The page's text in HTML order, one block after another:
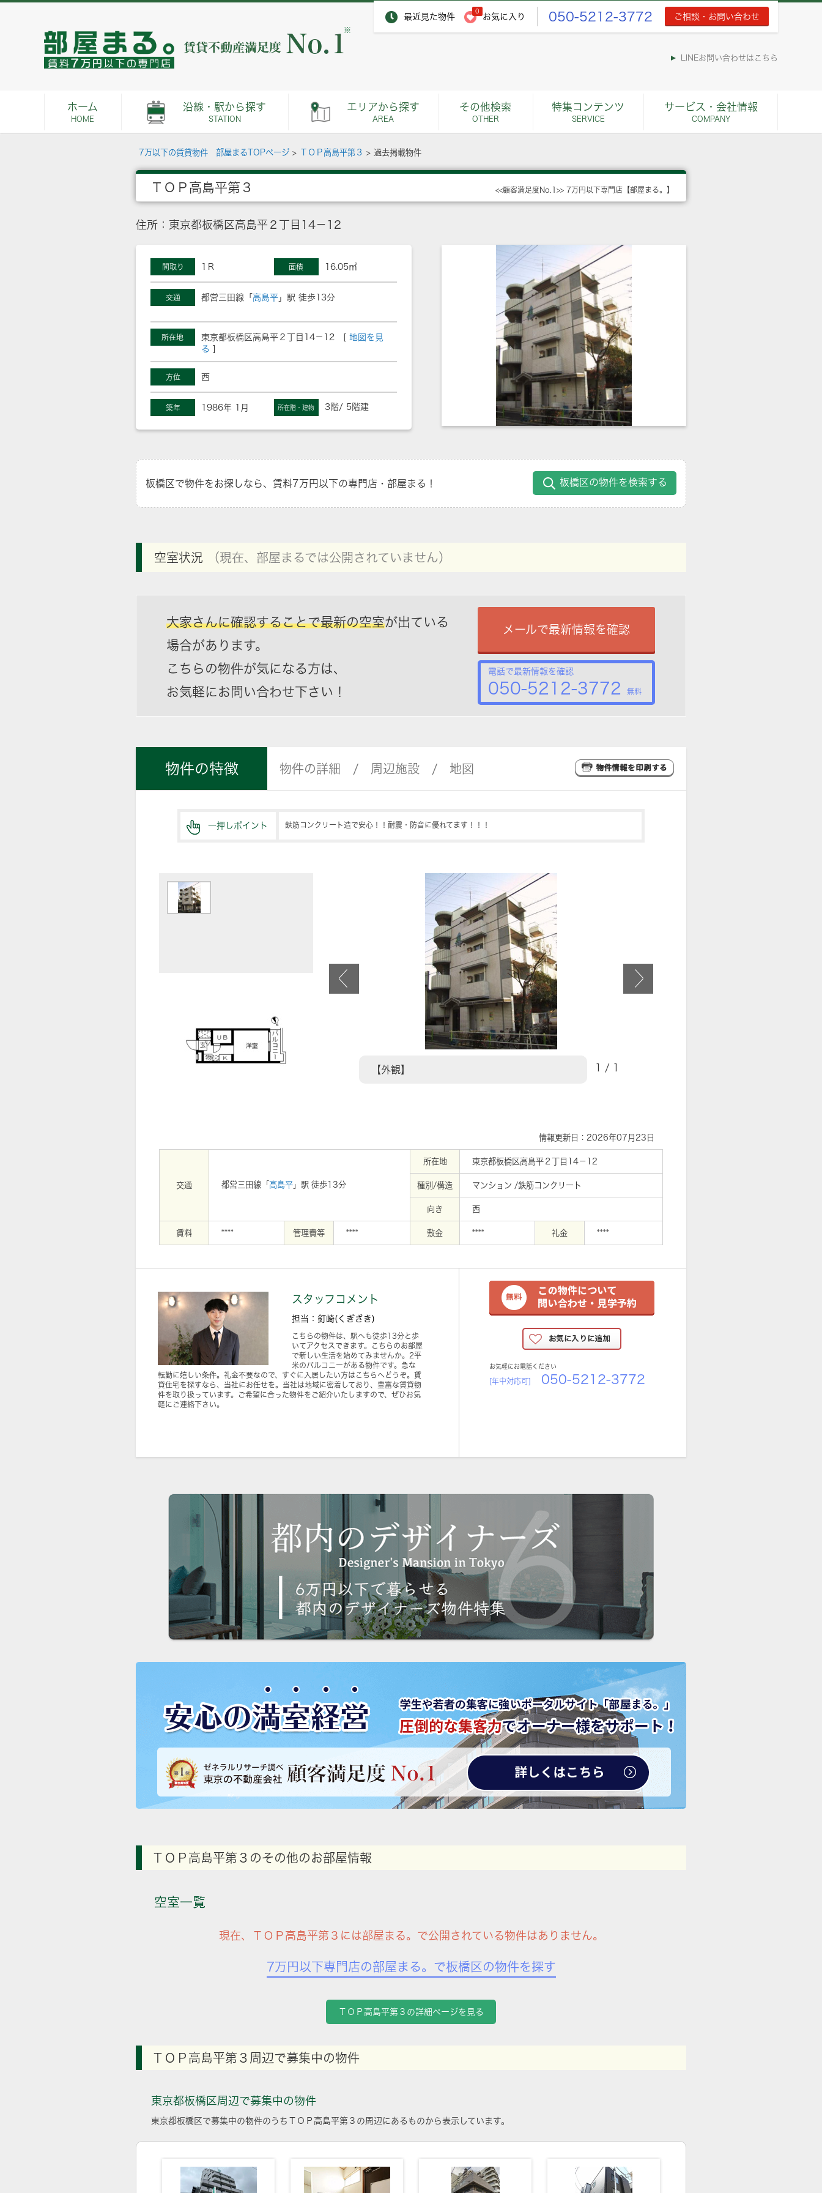
最近見た物件
0
お気に入り 050-5212-3772 ご相談・お問い合わせ
※
LINEお問い合わせはこちら
ホーム
HOME
沿線・駅から探す
STATION
エリアから探す
AREA
その他検索
OTHER
特集コンテンツ
SERVICE
サービス・会社情報
COMPANY
7万以下の賃貸物件 部屋まるTOPページ > ＴＯＰ高島平第３ > 過去掲載物件
ＴＯＰ高島平第３ <<顧客満足度No.1>> 7万円以下専門店【部屋まる。】
住所：東京都板橋区高島平２丁目14－12
間取り 1Ｒ 面積 16.05㎡
交通 都営三田線「 高島平 」駅 徒歩13分
所在地 東京都板橋区高島平２丁目14－12 [
地図を見
る
方位 西
築年 1986年 1月 所在階・建物 3階/ 5階建
板橋区で物件をお探しなら、賃料7万円以下の専門店・部屋まる！ 板橋区の物件を検索する
空室状況 （現在、部屋まるでは公開されていません）
大家さんに確認することで最新の空室が出ている
場合があります。
こちらの物件が気になる方は、
お気軽にお問い合わせ下さい！
メールで最新情報を確認
電話で最新情報を確認
050-5212-3772 無料
物件の特徴 物件の詳細 周辺施設 地図
一押しポイント 鉄筋コンクリート造で安心！！耐震・防音に優れてます！！！
【外観】 1 / 1
情報更新日：2026年07月23日
交通 都営三田線「 高島平 」駅 徒歩13分
所在地 東京都板橋区高島平２丁目14－12
種別/構造 マンション /鉄筋コンクリート
向き 西
賃料 **** 管理費等 **** 敷金 **** 礼金 ****
スタッフコメント
担当：釘崎(くぎざき)
こちらの物件は、駅へも徒歩13分と歩
いてアクセスできます。こちらのお部屋
で新しい生活を始めてみませんか。2平
米のバルコニーがある物件です。急な
転勤に嬉しい条件。礼金不要なので、すぐに入居したい方はこちらへどうぞ。賃
貸住宅を探すなら、当社にお任せを。当社は地域に密着しており、豊富な賃貸物
件を取り扱っています。ご希望に合った物件をご紹介いたしますので、ぜひお気
軽にご連絡下さい。
お気軽にお電話ください
[年中対応可] 050-5212-3772
ＴＯＰ高島平第３のその他のお部屋情報
空室一覧
現在、ＴＯＰ高島平第３には部屋まる。で公開されている物件はありません。
7万円以下専門店の部屋まる。で板橋区の物件を探す
ＴＯＰ高島平第３の詳細ページを見る
ＴＯＰ高島平第３周辺で募集中の物件
東京都板橋区周辺で募集中の物件
東京都板橋区で募集中の物件のうちＴＯＰ高島平第３の周辺にあるものから表示しています。